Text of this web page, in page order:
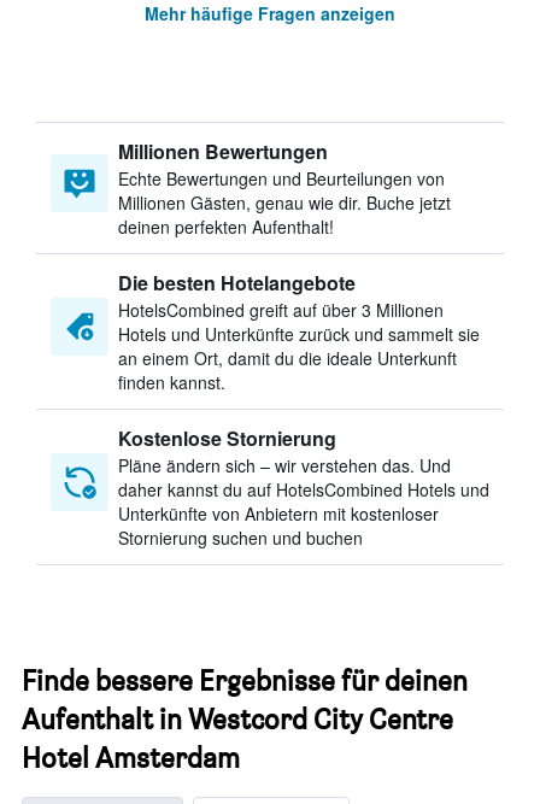
Mehr häufige Fragen anzeigen
Millionen Bewertungen
Echte Bewertungen und Beurteilungen von
Millionen Gästen, genau wie dir. Buche jetzt
deinen perfekten Aufenthalt!
Die besten Hotelangebote
HotelsCombined greift auf über 3 Millionen
Hotels und Unterkünfte zurück und sammelt sie
an einem Ort, damit du die ideale Unterkunft
finden kannst.
Kostenlose Stornierung
Pläne ändern sich – wir verstehen das. Und
daher kannst du auf HotelsCombined Hotels und
Unterkünfte von Anbietern mit kostenloser
Stornierung suchen und buchen
Finde bessere Ergebnisse für deinen
Aufenthalt in Westcord City Centre
Hotel Amsterdam